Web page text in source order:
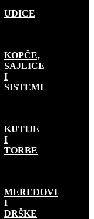
UDICE
KOPČE,
SAJLICE
I
SISTEMI
KUTIJE
I
TORBE
MEREDOVI
I
DRŠKE